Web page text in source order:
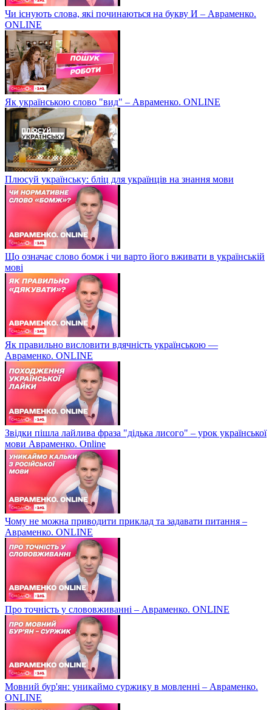
Чи існують слова, які починаються на букву И – Авраменко.
ONLINE
Як українською слово "вид" – Авраменко. ONLINE
Плюсуй українську: бліц для українців на знання мови
Що означає слово бомж і чи варто його вживати в українській
мові
Як правильно висловити вдячність українською —
Авраменко. ONLINE
Звідки пішла лайлива фраза "дідька лисого" – урок української
мови Авраменко. Online
Чому не можна приводити приклад та задавати питання –
Авраменко. ONLINE
Про точність у слововживанні – Авраменко. ONLINE
Мовний бур'ян: уникаймо суржику в мовленні – Авраменко.
ONLINE